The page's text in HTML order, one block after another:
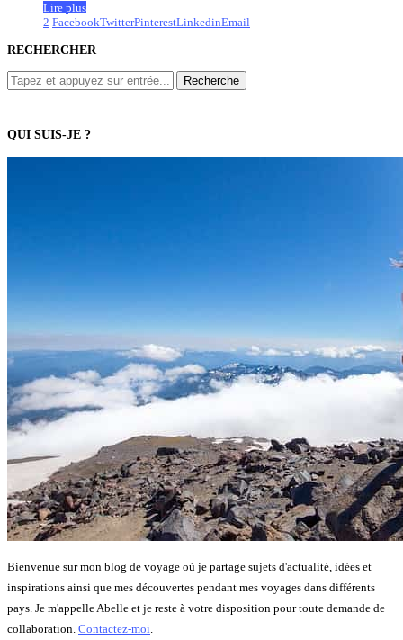
Lire plus
2 FacebookTwitterPinterestLinkedinEmail
RECHERCHER
QUI SUIS-JE ?
Bienvenue sur mon blog de voyage où je partage sujets d'actualité, idées et
inspirations ainsi que mes découvertes pendant mes voyages dans différents
pays. Je m'appelle Abelle et je reste à votre disposition pour toute demande de
collaboration. Contactez-moi